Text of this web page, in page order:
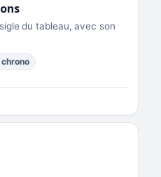
du tableau, avec son
chrono